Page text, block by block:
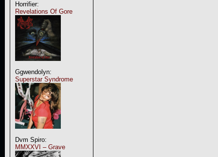
Horrifier:
Revelations Of Gore
Ggwendolyn:
Superstar Syndrome
Dvm Spiro:
MMXXVI – Grave